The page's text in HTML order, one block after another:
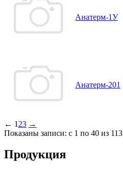
Анатерм-1У
Анатерм-201
← 1 23 →
Показаны записи: с 1 по 40 из 113
Продукция